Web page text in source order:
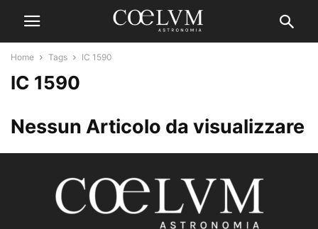
Home Tags IC 1590
IC 1590
Nessun Articolo da visualizzare